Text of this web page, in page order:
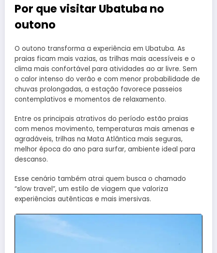
Por que visitar Ubatuba no
outono
O outono transforma a experiência em Ubatuba. As
praias ficam mais vazias, as trilhas mais acessíveis e o
clima mais confortável para atividades ao ar livre. Sem
o calor intenso do verão e com menor probabilidade de
chuvas prolongadas, a estação favorece passeios
contemplativos e momentos de relaxamento.
Entre os principais atrativos do período estão praias
com menos movimento, temperaturas mais amenas e
agradáveis, trilhas na Mata Atlântica mais seguras,
melhor época do ano para surfar, ambiente ideal para
descanso.
Esse cenário também atrai quem busca o chamado
“slow travel”, um estilo de viagem que valoriza
experiências autênticas e mais imersivas.